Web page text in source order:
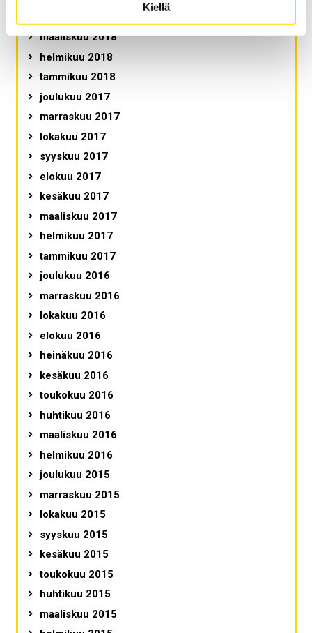
Kiellä
maaliskuu 2018
helmikuu 2018
tammikuu 2018
joulukuu 2017
marraskuu 2017
lokakuu 2017
syyskuu 2017
elokuu 2017
kesäkuu 2017
maaliskuu 2017
helmikuu 2017
tammikuu 2017
joulukuu 2016
marraskuu 2016
lokakuu 2016
elokuu 2016
heinäkuu 2016
kesäkuu 2016
toukokuu 2016
huhtikuu 2016
maaliskuu 2016
helmikuu 2016
joulukuu 2015
marraskuu 2015
lokakuu 2015
syyskuu 2015
kesäkuu 2015
toukokuu 2015
huhtikuu 2015
maaliskuu 2015